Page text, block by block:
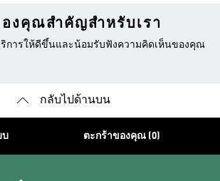
งคุณสำคัญสำหรับเรา
ริการให้ดีขึ้นและน้อมรับฟังความคิดเห็นของคุณ
กลับไปด้านบน
บ ตะกร้าของคุณ (0)